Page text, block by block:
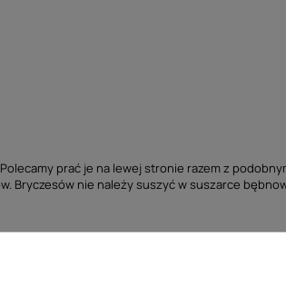
prać je na lewej stronie razem z
Bryczesów nie należy suszyć w suszarce